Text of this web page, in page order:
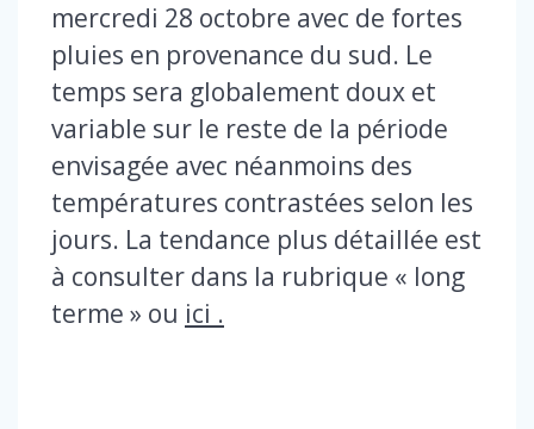
mercredi 28 octobre avec de fortes
pluies en provenance du sud. Le
temps sera globalement doux et
variable sur le reste de la période
envisagée avec néanmoins des
températures contrastées selon les
jours. La tendance plus détaillée est
à consulter dans la rubrique « long
terme » ou ici .